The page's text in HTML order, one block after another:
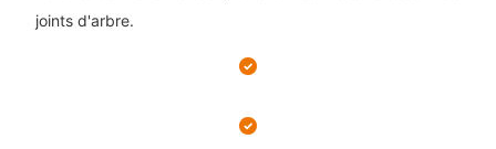
joints d'arbre.